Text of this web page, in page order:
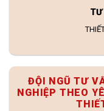
ĐỘI NGŨ TƯ
NGHIỆP THEO